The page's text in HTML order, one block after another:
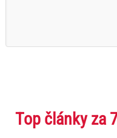
Top články za